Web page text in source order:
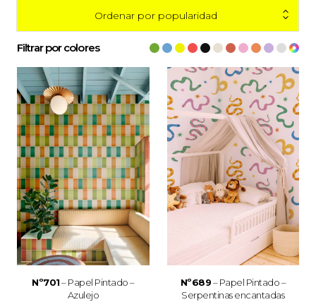
Ordenar por popularidad
Filtrar por colores
Nº701– Papel Pintado –
Azulejo
Nº689– Papel Pintado –
Serpentinas encantadas